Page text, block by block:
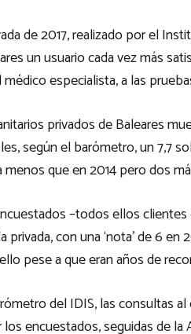
de 2017, realizado por el
un usuario cada vez más
especialista, a las
privados de Baleares
según el barómetro, un 7,7
que en 2014 pero dos
–todos ellos
con una ‘nota’ de 6 en
pese a que eran años de
del IDIS, las consultas
encuestados, seguidas de la